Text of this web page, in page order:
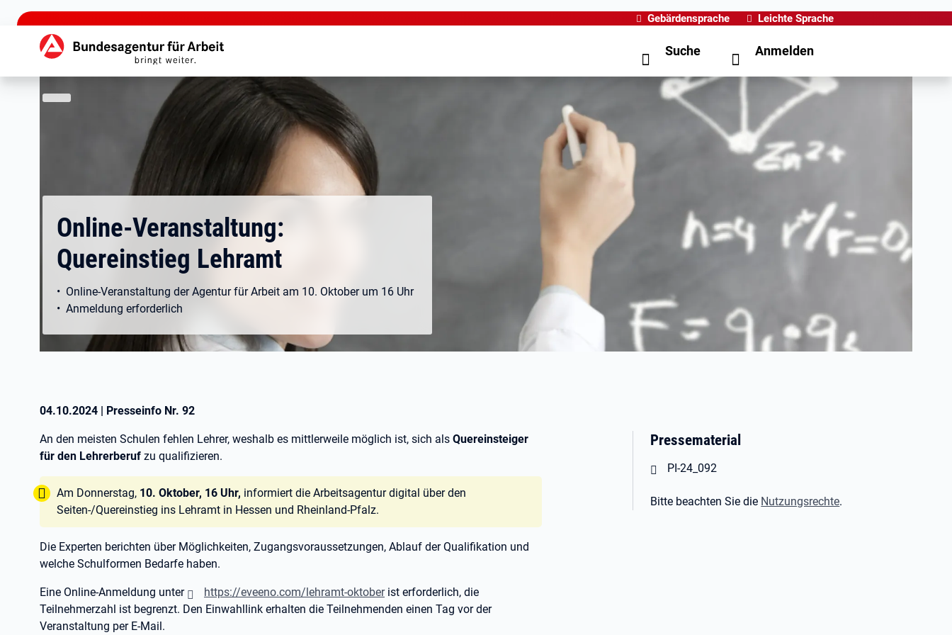
zu den Hauptinhalten springen
Gebärdensprache Leichte Sprache
Hauptnavigation Suche Anmelden
Online-Veranstaltung:
Quereinstieg Lehramt
• Online-Veranstaltung der Agentur für Arbeit am 10. Oktober um 16 Uhr
• Anmeldung erforderlich
04.10.2024 | Presseinfo Nr. 92
An den meisten Schulen fehlen Lehrer, weshalb es mittlerweile möglich ist, sich als Quereinsteiger
für den Lehrerberuf zu qualifizieren.
Tipp:
Am Donnerstag, 10. Oktober, 16 Uhr, informiert die Arbeitsagentur digital über den
Seiten-/Quereinstieg ins Lehramt in Hessen und Rheinland-Pfalz.
Die Experten berichten über Möglichkeiten, Zugangsvoraussetzungen, Ablauf der Qualifikation und
welche Schulformen Bedarfe haben.
Eine Online-Anmeldung unter https://eveeno.com/lehramt-oktoberist erforderlich, die
Teilnehmerzahl ist begrenzt. Den Einwahllink erhalten die Teilnehmenden einen Tag vor der
Veranstaltung per E-Mail.
Pressematerial
Öffnet in neuem Tab
PI-24_092
Bitte beachten Sie die Nutzungsrechte.